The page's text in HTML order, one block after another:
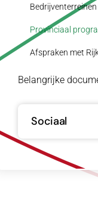
Bedrijventerreinen
Provinciaal
Afspraken met
Belangrijke
Sociaal